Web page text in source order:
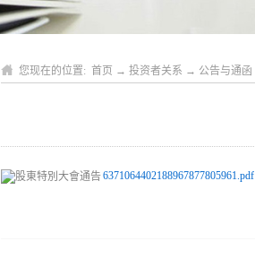
您现在的位置: 首页 → 投资者关系 → 公告与通函
6371064402188967877805961.pdf